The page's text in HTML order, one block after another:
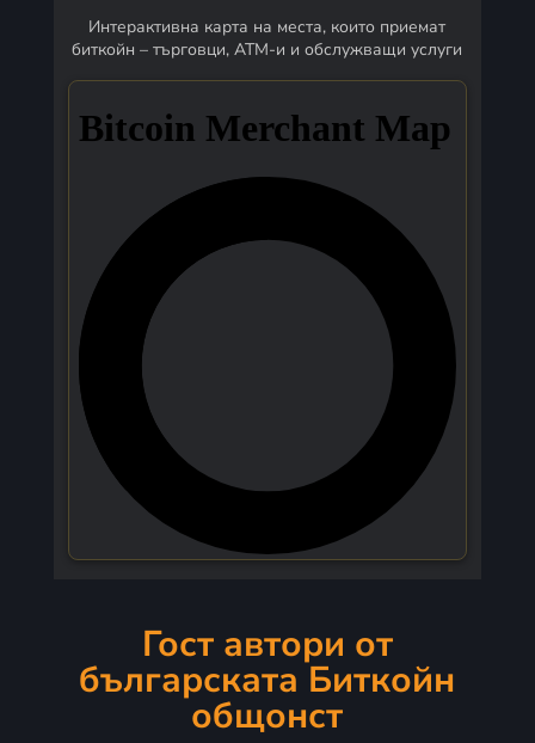
Интерактивна карта на места, които приемат
биткойн – търговци, ATM-и и обслужващи услуги
Гост автори от
българската Биткойн
общонст